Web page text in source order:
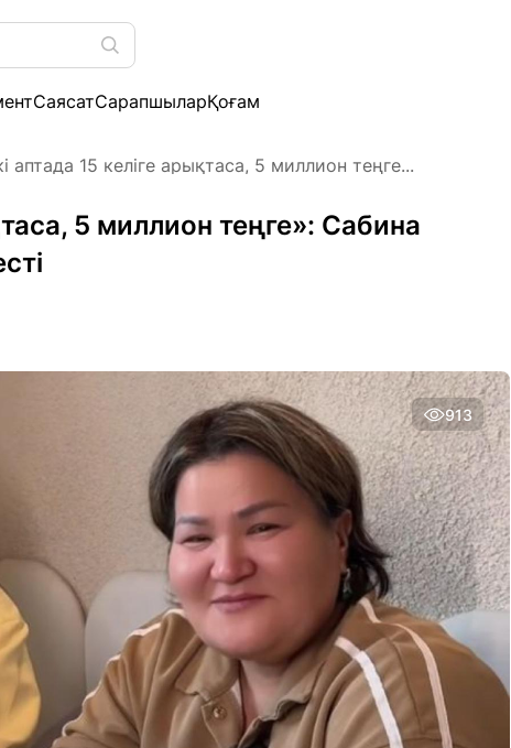
СаясатСарапшыларҚоғам
аптада 15 келіге арықтаса, 5 миллион теңге...
5 миллион теңге»: Сабина
913